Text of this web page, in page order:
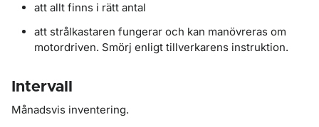
att allt finns i rätt antal
att strålkastaren fungerar och kan manövreras om
motordriven. Smörj enligt tillverkarens instruktion.
Intervall
Månadsvis inventering.